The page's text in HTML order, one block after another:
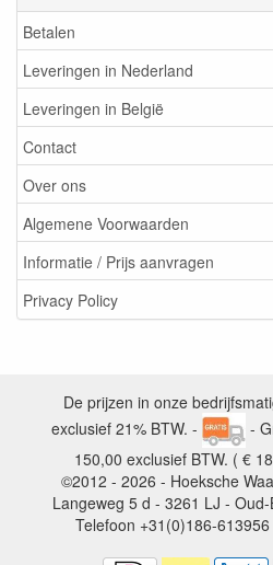
Betalen
Leveringen in Nederland
Leveringen in België
Contact
Over ons
Algemene Voorwaarden
Informatie / Prijs aanvragen
Privacy Policy
De prijzen in onze
exclusief 21% BTW. -
-
150,00 exclusief BTW. ( €
©2012 - 2026 - Hoeksche
Langeweg 5 d - 3261 LJ -
Telefoon +31(0)186-